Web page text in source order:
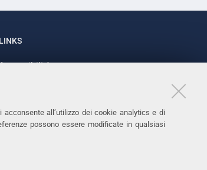
acconsente all’utilizzo dei cookie analytics e di
possono essere modificate in qualsiasi
LINKS